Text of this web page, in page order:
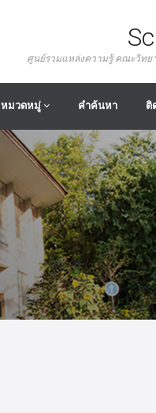
ศูนย์รวมแหล่งความรู้ คณะวิทย
หมวดหมู่ คำค้นหา ติ